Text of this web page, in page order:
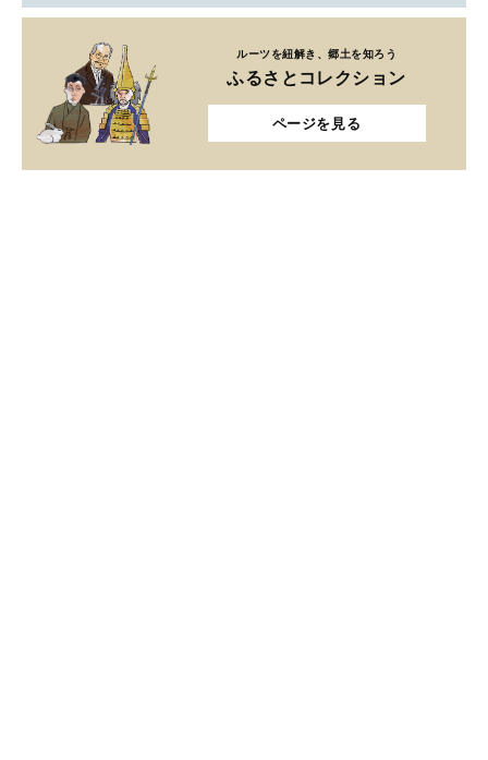
ルーツを紐解き、郷土を知ろう
ふるさとコレクション
ページを見る